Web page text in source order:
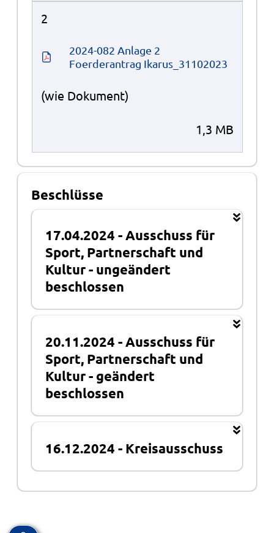
2
2024-082 Anlage 2
Foerderantrag Ikarus_31102023
(wie Dokument)
1,3 MB
Beschlüsse
17.04.2024 -Ausschuss für
Sport, Partnerschaft und
Kultur- ungeändert
beschlossen
20.11.2024 -Ausschuss für
Sport, Partnerschaft und
Kultur- geändert
beschlossen
16.12.2024 - Kreisausschuss